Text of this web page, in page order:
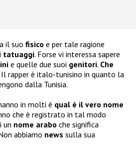
il suo fisico e per tale ragione
tatuaggi. Forse vi interessa sapere
e quelle due suoi genitori. Che
Il rapper è italo-tunisino in quanto la
dalla Tunisia.
in molti è qual è il vero nome
che è registrato in tal modo
un nome arabo che significa
abbiamo news sulla sua